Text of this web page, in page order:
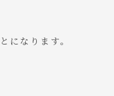
になります。